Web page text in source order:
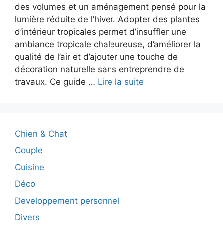
des volumes et un aménagement pensé pour la
lumière réduite de l’hiver. Adopter des plantes
d’intérieur tropicales permet d’insuffler une
ambiance tropicale chaleureuse, d’améliorer la
qualité de l’air et d’ajouter une touche de
décoration naturelle sans entreprendre de
travaux. Ce guide … Lire la suite
Chien & Chat
Couple
Cuisine
Déco
Developpement personnel
Divers